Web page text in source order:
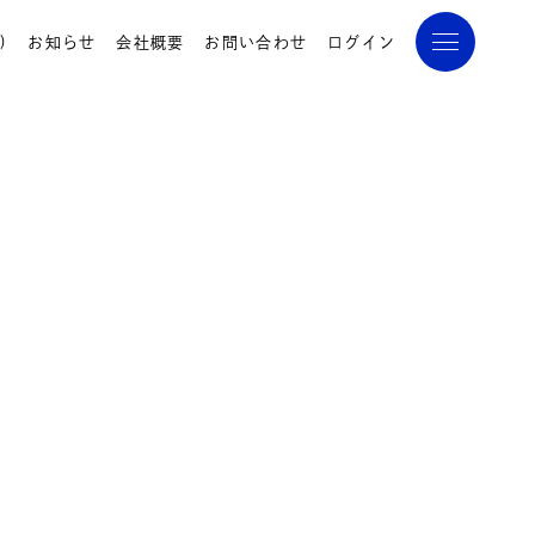
お知らせ 会社概要 お問い合わせ ログイン